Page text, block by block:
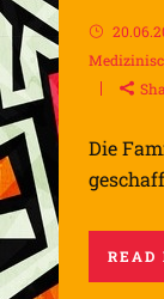
Die
READ